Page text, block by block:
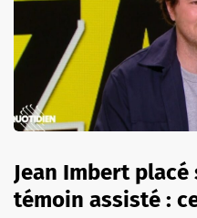
Jean Imbert
témoin assisté :